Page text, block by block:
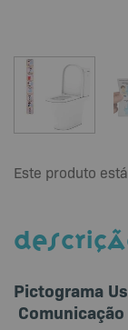
Este produto
Pictograma